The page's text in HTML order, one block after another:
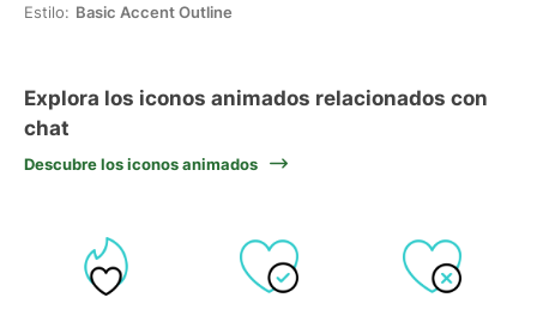
Estilo: Basic Accent Outline
Explora los iconos animados relacionados con
chat
Descubre los iconos animados